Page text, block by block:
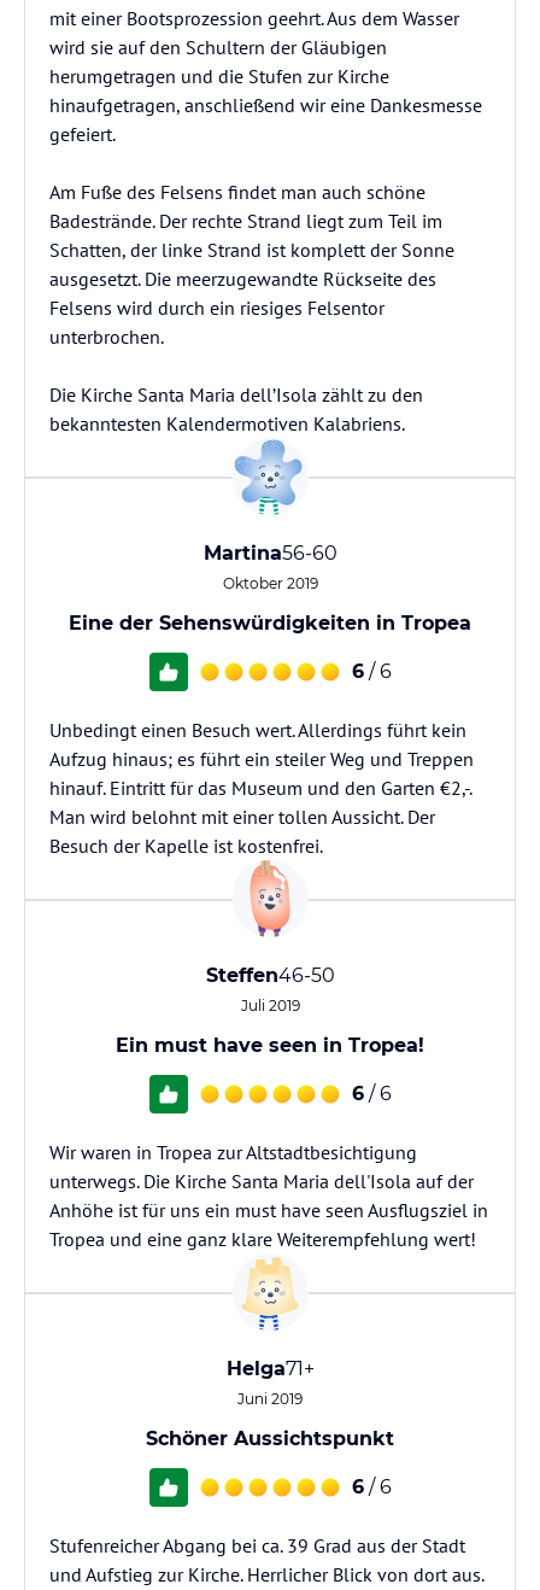
mit einer Bootsprozession geehrt. Aus dem Wasser
wird sie auf den Schultern der Gläubigen
herumgetragen und die Stufen zur Kirche
hinaufgetragen, anschließend wir eine Dankesmesse
gefeiert.
Am Fuße des Felsens findet man auch schöne
Badestrände. Der rechte Strand liegt zum Teil im
Schatten, der linke Strand ist komplett der Sonne
ausgesetzt. Die meerzugewandte Rückseite des
Felsens wird durch ein riesiges Felsentor
unterbrochen.
Die Kirche Santa Maria dell’Isola zählt zu den
bekanntesten Kalendermotiven Kalabriens.
Martina56-60
Oktober 2019
Eine der Sehenswürdigkeiten in Tropea
6 / 6
Unbedingt einen Besuch wert. Allerdings führt kein
Aufzug hinaus; es führt ein steiler Weg und Treppen
hinauf. Eintritt für das Museum und den Garten €2,-.
Man wird belohnt mit einer tollen Aussicht. Der
Besuch der Kapelle ist kostenfrei.
Steffen46-50
Juli 2019
Ein must have seen in Tropea!
6 / 6
Wir waren in Tropea zur Altstadtbesichtigung
unterwegs. Die Kirche Santa Maria dell'Isola auf der
Anhöhe ist für uns ein must have seen Ausflugsziel in
Tropea und eine ganz klare Weiterempfehlung wert!
Helga71+
Juni 2019
Schöner Aussichtspunkt
6 / 6
Stufenreicher Abgang bei ca. 39 Grad aus der Stadt
und Aufstieg zur Kirche. Herrlicher Blick von dort aus.